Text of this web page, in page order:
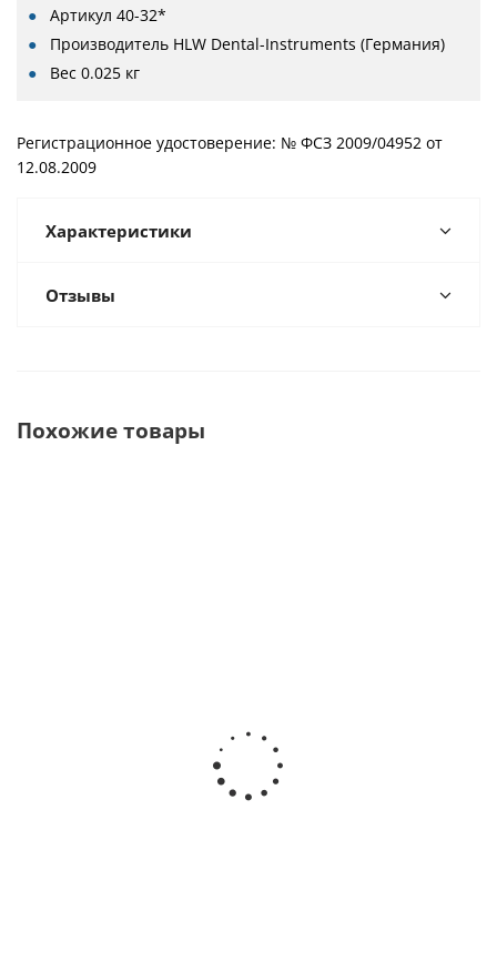
Артикул 40-32*
Производитель HLW Dental-Instruments (Германия)
Вес 0.025 кг
Регистрационное удостоверение: № ФСЗ 2009/04952 от
12.08.2009
Характеристики
Отзывы
Похожие товары
3,8 мм, 40-
37* · HLW
Dental